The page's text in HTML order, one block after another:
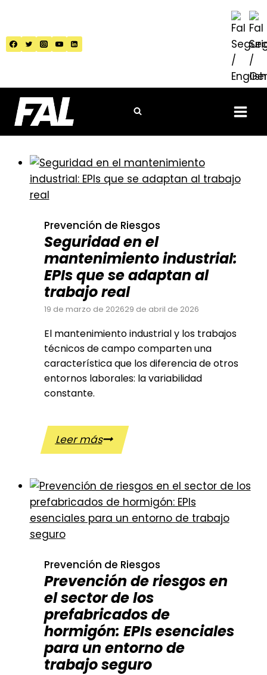
contenido
Prevención de Riesgos
Seguridad en el
mantenimiento industrial:
EPIs que se adaptan al
trabajo real
19 de marzo de 202629 de abril de 2026
El mantenimiento industrial y los trabajos
técnicos de campo comparten una
característica que los diferencia de otros
entornos laborales: la variabilidad
constante.
Leer másSeguridad
en
mantenimiento
industrial:
EPIs
adaptan
al
trabajo
real
Prevención de Riesgos
Prevención de riesgos en
el sector de los
prefabricados de
hormigón: EPIs esenciales
para un entorno de
trabajo seguro